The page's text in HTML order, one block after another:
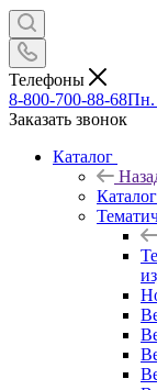
Телефоны
8-800-700-88-68Пн.
Заказать звонок
Каталог
Каталог